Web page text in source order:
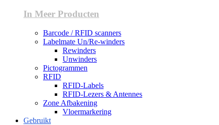
In Meer Producten
Barcode / RFID scanners
Labelmate Un/Re-winders
Rewinders
Unwinders
Pictogrammen
RFID
RFID-Labels
RFID-Lezers & Antennes
Zone Afbakening
Vloermarkering
Gebruikt